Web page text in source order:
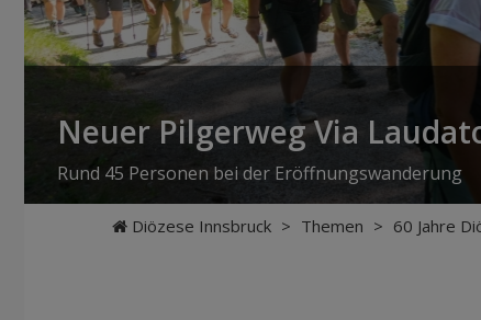
Neuer Pilgerweg Via
Rund 45 Personen bei der Eröffnungswanderung
Diözese Innsbruck > Themen > 60 Jahre